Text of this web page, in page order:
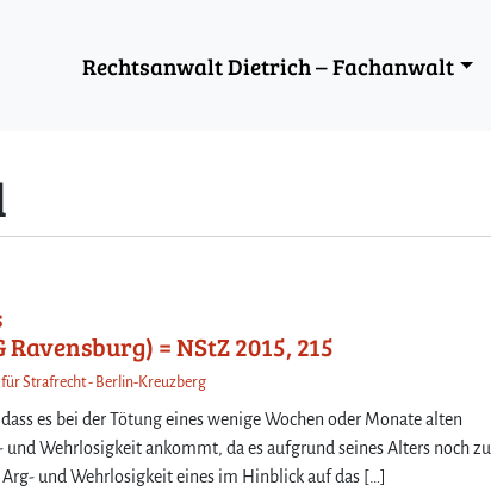
Rechtsanwalt Dietrich – Fachanwalt
Ravensburg) = NStZ 2015, 215
für Strafrecht - Berlin-Kreuzberg
es bei der Tötung eines wenige Wochen oder Monate alten
Wehrlosigkeit ankommt, da es aufgrund seines Alters noch zu
und Wehrlosigkeit eines im Hinblick auf das […]